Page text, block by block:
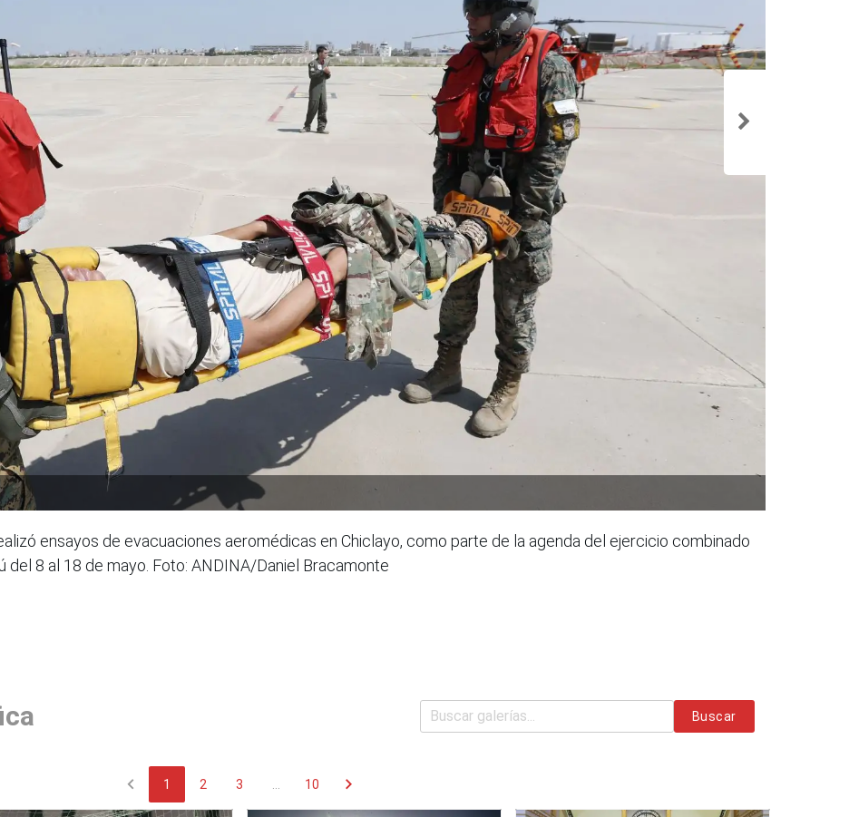
ensayos de evacuaciones aeromédicas en Chiclayo, como parte de la agenda del ejercicio combinado
del 8 al 18 de mayo. Foto: ANDINA/Daniel Bracamonte
Buscar
chevron_left 1 2 3 10 chevron_right